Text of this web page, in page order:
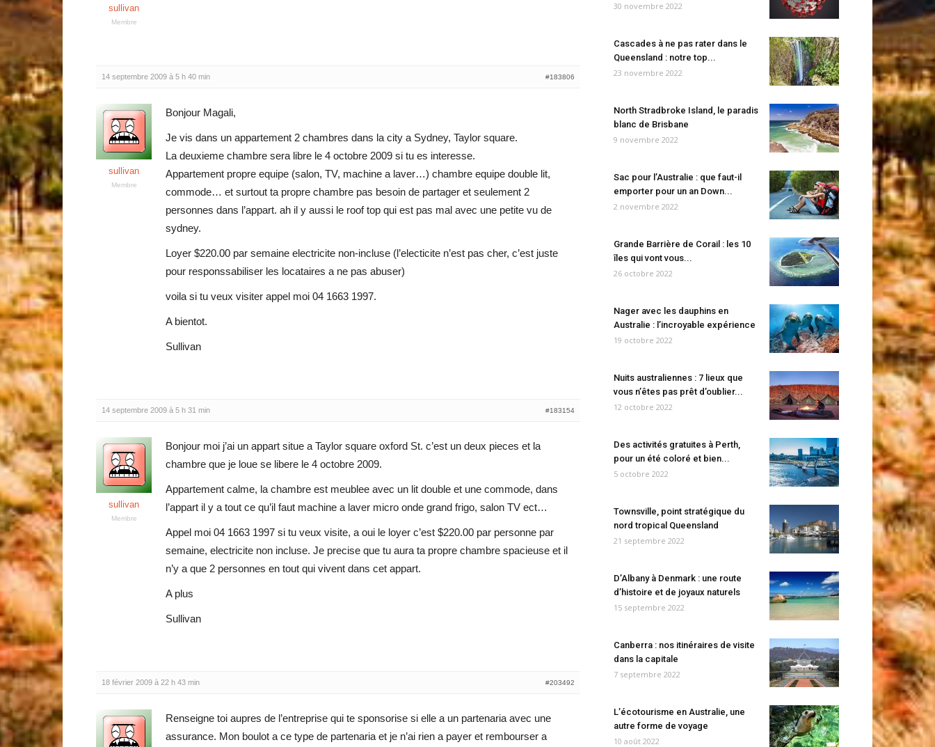
sullivan
Membre
14 septembre 2009 à 5 h 40 min #183806
sullivan
Membre
Bonjour Magali,
Je vis dans un appartement 2 chambres dans la city a Sydney, Taylor square.
La deuxieme chambre sera libre le 4 octobre 2009 si tu es interesse.
Appartement propre equipe (salon, TV, machine a laver…) chambre equipe double lit,
commode… et surtout ta propre chambre pas besoin de partager et seulement 2
personnes dans l’appart. ah il y aussi le roof top qui est pas mal avec une petite vu de
sydney.
Loyer $220.00 par semaine electricite non-incluse (l’electicite n’est pas cher, c’est juste
pour responssabiliser les locataires a ne pas abuser)
voila si tu veux visiter appel moi 04 1663 1997.
A bientot.
Sullivan
14 septembre 2009 à 5 h 31 min #183154
sullivan
Membre
Bonjour moi j’ai un appart situe a Taylor square oxford St. c’est un deux pieces et la
chambre que je loue se libere le 4 octobre 2009.
Appartement calme, la chambre est meublee avec un lit double et une commode, dans
l’appart il y a tout ce qu’il faut machine a laver micro onde grand frigo, salon TV ect…
Appel moi 04 1663 1997 si tu veux visite, a oui le loyer c’est $220.00 par personne par
semaine, electricite non incluse. Je precise que tu aura ta propre chambre spacieuse et il
n’y a que 2 personnes en tout qui vivent dans cet appart.
A plus
Sullivan
18 février 2009 à 22 h 43 min #203492
Renseigne toi aupres de l’entreprise qui te sponsorise si elle a un partenaria avec une
assurance. Mon boulot a ce type de partenaria et je n’ai rien a payer et rembourser a
30 novembre 2022
Cascades à ne pas rater dans le
Queensland : notre top...
23 novembre 2022
North Stradbroke Island, le paradis
blanc de Brisbane
9 novembre 2022
Sac pour l’Australie : que faut-il
emporter pour un an Down...
2 novembre 2022
Grande Barrière de Corail : les 10
îles qui vont vous...
26 octobre 2022
Nager avec les dauphins en
Australie : l’incroyable expérience
19 octobre 2022
Nuits australiennes : 7 lieux que
vous n’êtes pas prêt d’oublier...
12 octobre 2022
Des activités gratuites à Perth,
pour un été coloré et bien...
5 octobre 2022
Townsville, point stratégique du
nord tropical Queensland
21 septembre 2022
D’Albany à Denmark : une route
d’histoire et de joyaux naturels
15 septembre 2022
Canberra : nos itinéraires de visite
dans la capitale
7 septembre 2022
L’écotourisme en Australie, une
autre forme de voyage
10 août 2022